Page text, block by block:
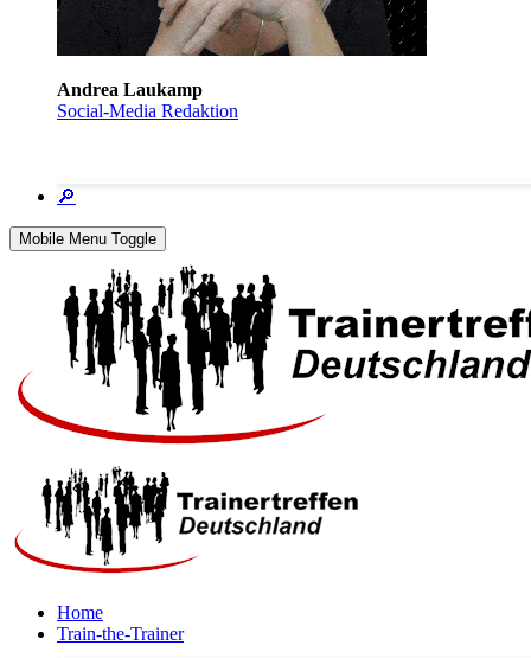
Andrea Laukamp
Social-Media Redaktion
🔎
Mobile Menu Toggle
Home
Train-the-Trainer